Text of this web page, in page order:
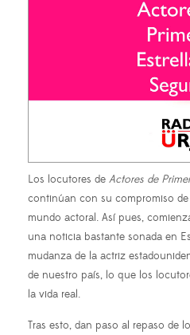
Los locutores de Actores de
continúan con su compromiso
mundo actoral. Así pues,
una noticia bastante sonada en
mudanza de la actriz
de nuestro país, lo que los
la vida real.
Tras esto, dan paso al repaso de